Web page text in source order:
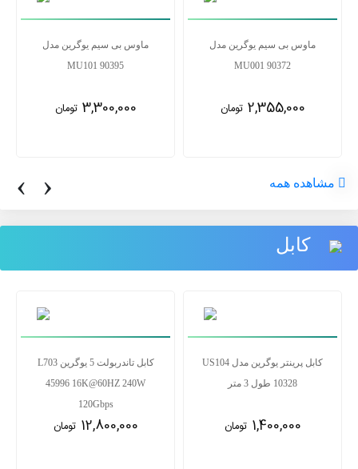
ماوس بی سیم یوگرین مدل
MU101 90395
3,300,000 تومان
ماوس بی سیم یوگرین مدل
MU001 90372
2,355,000 تومان
‹ › مشاهده همه
کابل
کابل تاندربولت 5 یوگرین L703
45996 16K@60HZ 240W
120Gbps
12,800,000 تومان
کابل پرینتر یوگرین مدل US104
10328 طول 3 متر
1,400,000 تومان